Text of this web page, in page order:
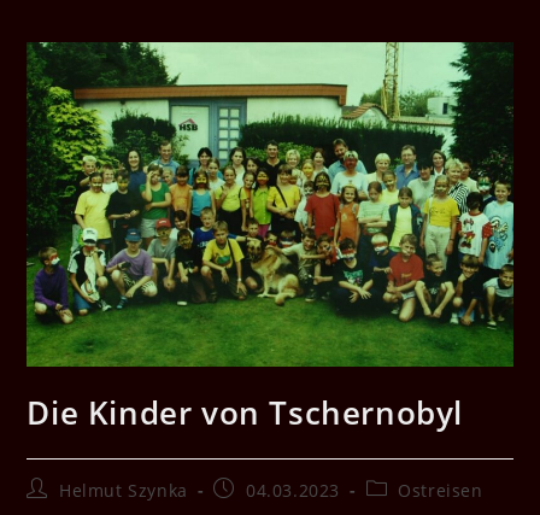
Die Kinder von Tschernobyl
Beitrags-
Helmut Szynka
Beitrag04.03.2023
Beitrags-
Ostreisen